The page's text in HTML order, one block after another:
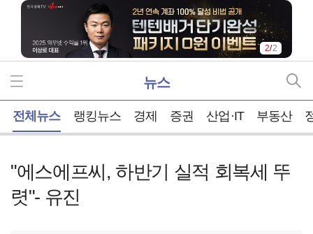
2/2
뉴스
전체뉴스 랭킹뉴스 경제 증권 산업·IT 부동산
"에스에프씨, 하반기 실적 회복세 뚜
렷"- 유진